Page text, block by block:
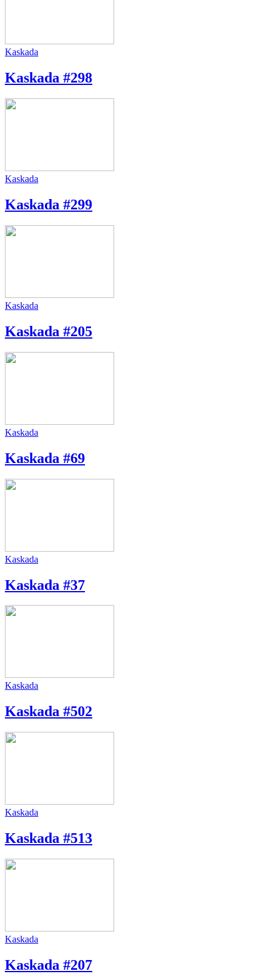
Kaskada
Kaskada #298
Kaskada
Kaskada #299
Kaskada
Kaskada #205
Kaskada
Kaskada #69
Kaskada
Kaskada #37
Kaskada
Kaskada #502
Kaskada
Kaskada #513
Kaskada
Kaskada #207